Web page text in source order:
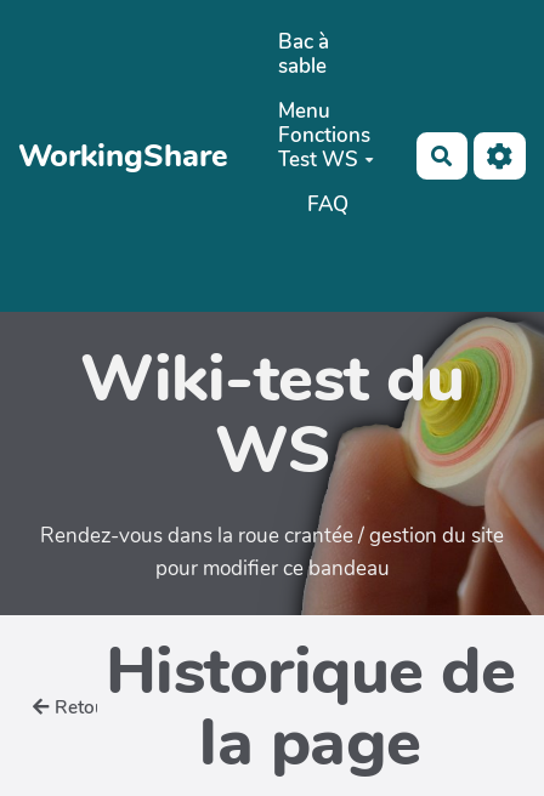
WorkingShare
Bac à
sable
Menu
Fonctions
Test WS
FAQ
Wiki-test du
WS
Rendez-vous dans la roue crantée / gestion du site
pour modifier ce bandeau
Retour Historique de
la page